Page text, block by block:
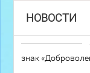
НОВОСТИ
знак